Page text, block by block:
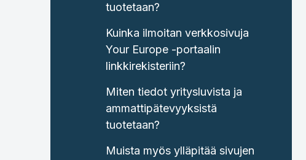
tuotetaan?
Kuinka ilmoitan verkkosivuja
Your Europe -portaalin
linkkirekisteriin?
Miten tiedot yritysluvista ja
ammattipätevyyksistä
tuotetaan?
Muista myös ylläpitää sivujen